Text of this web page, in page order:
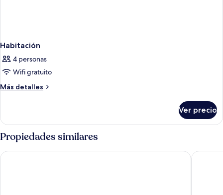
Habitación
4 personas
Wifi gratuito
Más detalles
Más
Ver precio
Propiedades similares
Hotel AQUA CITTA Naha